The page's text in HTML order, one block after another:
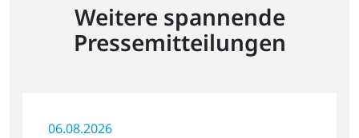
Weitere spannende
Pressemitteilungen
06.08.2026